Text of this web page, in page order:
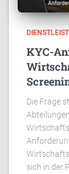
KYC-
Die Frage
sich in der